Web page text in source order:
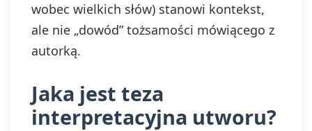
wobec wielkich słów) stanowi kontekst,
ale nie „dowód” tożsamości mówiącego z
autorką.
Jaka jest teza
interpretacyjna utworu?